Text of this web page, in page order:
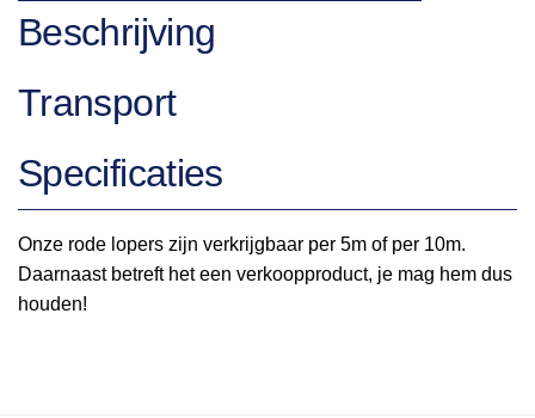
Beschrijving
Transport
Specificaties
Onze rode lopers zijn verkrijgbaar per 5m of per 10m.
Daarnaast betreft het een verkoopproduct, je mag hem dus
houden!